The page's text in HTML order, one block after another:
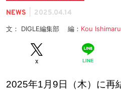
NEWS 2025.04.14
文： DIGLE編集部 編： Kou Ishimaru
X LINE
2025年1月9日（木）に再